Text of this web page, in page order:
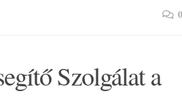
0
Szolgálat a